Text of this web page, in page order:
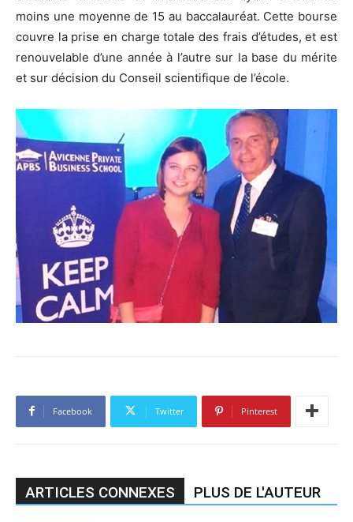
moins une moyenne de 15 au baccalauréat. Cette bourse
couvre la prise en charge totale des frais d’études, et est
renouvelable d’une année à l’autre sur la base du mérite
et sur décision du Conseil scientifique de l’école.
Facebook Twitter Pinterest
ARTICLES CONNEXES PLUS DE L'AUTEUR